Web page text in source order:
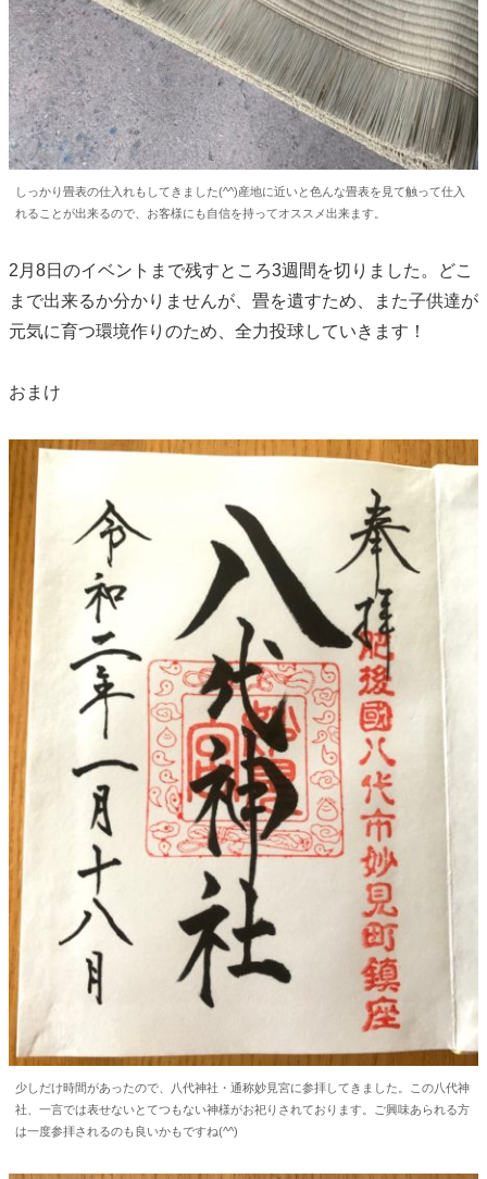
しっかり畳表の仕入れもしてきました(^^)産地に近いと色んな畳表を見て触って仕入
れることが出来るので、お客様にも自信を持ってオススメ出来ます。
2月8日のイベントまで残すところ3週間を切りました。どこ
まで出来るか分かりませんが、畳を遺すため、また子供達が
元気に育つ環境作りのため、全力投球していきます！
おまけ
少しだけ時間があったので、八代神社・通称妙見宮に参拝してきました。この八代神
社、一言では表せないとてつもない神様がお祀りされております。ご興味あられる方
は一度参拝されるのも良いかもですね(^^)